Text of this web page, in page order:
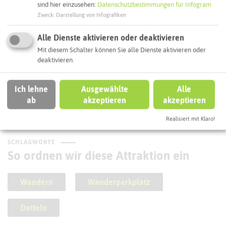
Rund um die Marina Flaesheim
SCHLAGWORTE
So ordnen wir diese Attraktion ein
Wandern Wanderparkplatz
Datteln
sind hier einzusehen: Datenschutzbestimmungen für Infogram
Zweck Darstellung von Infografiken
Alle Dienste aktivieren oder deaktivieren
Mit diesem Schalter können Sie alle Dienste aktivieren oder
deaktivieren.
Ich lehne
ab
Ausgewählte
akzeptieren
Alle
akzeptieren
Realisiert mit Klaro!